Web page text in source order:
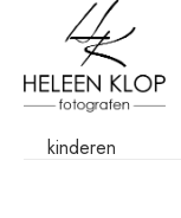
kinderen